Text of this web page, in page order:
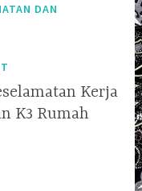
DAN
Kerja
K3 Rumah